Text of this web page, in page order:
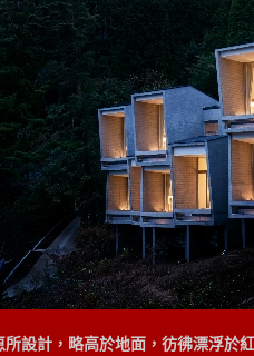
設計，略高於地面，彷彿漂浮於
始樹林，抵達一個開放式露天平